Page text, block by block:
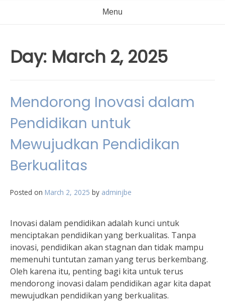
Menu
Day: March 2, 2025
Mendorong Inovasi dalam
Pendidikan untuk
Mewujudkan Pendidikan
Berkualitas
Posted on March 2, 2025 by adminjbe
Inovasi dalam pendidikan adalah kunci untuk
menciptakan pendidikan yang berkualitas. Tanpa
inovasi, pendidikan akan stagnan dan tidak mampu
memenuhi tuntutan zaman yang terus berkembang.
Oleh karena itu, penting bagi kita untuk terus
mendorong inovasi dalam pendidikan agar kita dapat
mewujudkan pendidikan yang berkualitas.